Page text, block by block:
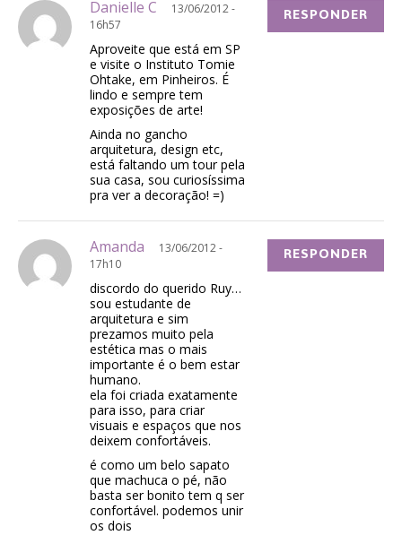
Danielle C
13/06/2012 -
16h57
Aproveite que está em SP
e visite o Instituto Tomie
Ohtake, em Pinheiros. É
lindo e sempre tem
exposições de arte!
Ainda no gancho
arquitetura, design etc,
está faltando um tour pela
sua casa, sou curiosíssima
pra ver a decoração! =)
RESPONDER
Amanda
13/06/2012 -
17h10
discordo do querido Ruy…
sou estudante de
arquitetura e sim
prezamos muito pela
estética mas o mais
importante é o bem estar
humano.
ela foi criada exatamente
para isso, para criar
visuais e espaços que nos
deixem confortáveis.
é como um belo sapato
que machuca o pé, não
basta ser bonito tem q ser
confortável. podemos unir
os dois
RESPONDER